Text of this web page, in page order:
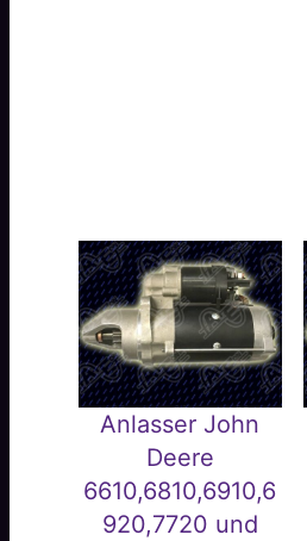
Anlasser John
Deere
6610,6810,6910,6
920,7720 und